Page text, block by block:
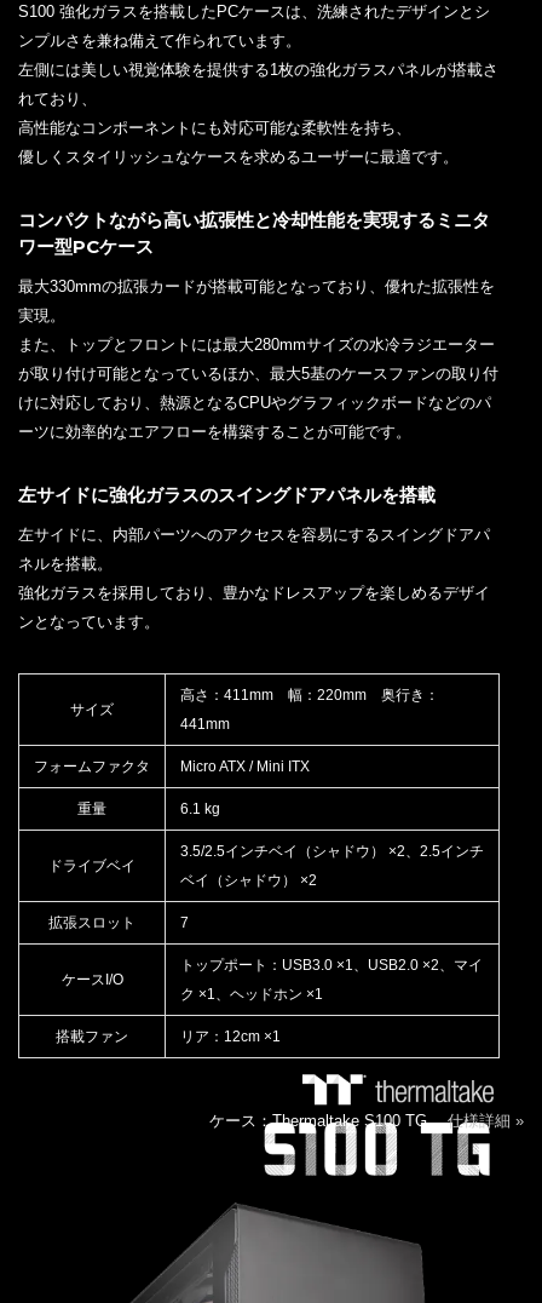
S100 強化ガラスを搭載したPCケースは、洗練されたデザインとシ
ンプルさを兼ね備えて作られています。
左側には美しい視覚体験を提供する1枚の強化ガラスパネルが搭載さ
れており、
高性能なコンポーネントにも対応可能な柔軟性を持ち、
優しくスタイリッシュなケースを求めるユーザーに最適です。
コンパクトながら高い拡張性と冷却性能を実現するミニタ
ワー型PCケース
最大330mmの拡張カードが搭載可能となっており、優れた拡張性を
実現。
また、トップとフロントには最大280mmサイズの水冷ラジエーター
が取り付け可能となっているほか、最大5基のケースファンの取り付
けに対応しており、熱源となるCPUやグラフィックボードなどのパ
ーツに効率的なエアフローを構築することが可能です。
左サイドに強化ガラスのスイングドアパネルを搭載
左サイドに、内部パーツへのアクセスを容易にするスイングドアパ
ネルを搭載。
強化ガラスを採用しており、豊かなドレスアップを楽しめるデザイ
ンとなっています。
サイズ
高さ：411mm 幅：220mm 奥行き：
441mm
フォームファクタ Micro ATX / Mini ITX
重量 6.1 kg
ドライブベイ
3.5/2.5インチベイ（シャドウ） ×2、2.5インチ
ベイ（シャドウ） ×2
拡張スロット 7
ケースI/O
トップポート：USB3.0 ×1、USB2.0 ×2、マイ
ク ×1、ヘッドホン ×1
搭載ファン リア：12cm ×1
ケース：Thermaltake S100 TG仕様詳細 »